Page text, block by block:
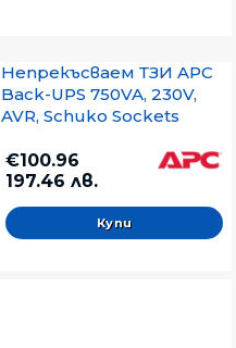
Непрекъсваем ТЗИ APC
Back-UPS 750VA, 230V,
AVR, Schuko Sockets
€100.96
197.46 лв.